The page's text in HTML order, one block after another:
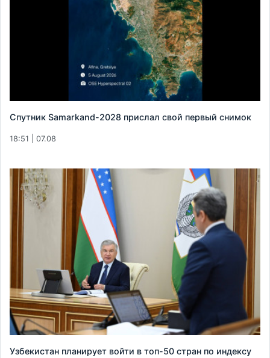
Спутник Samarkand-2028 прислал свой первый снимок
18:51 | 07.08
Узбекистан планирует войти в топ-50 стран по индексу